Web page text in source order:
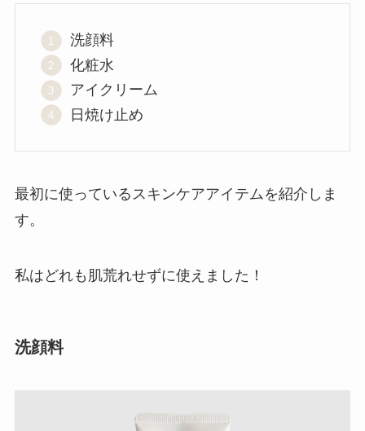
洗顔料
化粧水
アイクリーム
日焼け止め
最初に使っているスキンケアアイテムを紹介しま
す。
私はどれも肌荒れせずに使えました！
洗顔料